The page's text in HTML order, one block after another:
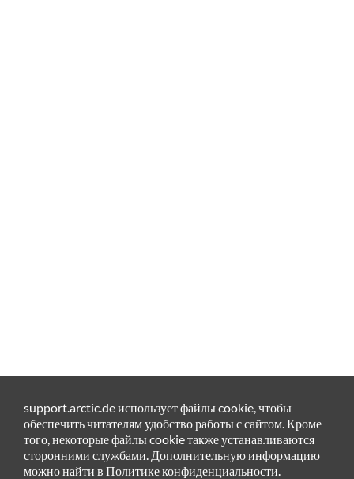
support.arctic.de использует файлы cookie, чтобы
обеспечить читателям удобство работы с сайтом. Кроме
того, некоторые файлы cookie также устанавливаются
сторонними службами. Дополнительную информацию
можно найти в Политике конфиденциальности.